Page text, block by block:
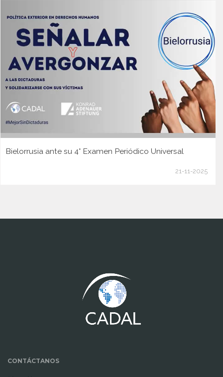
Bielorrusia ante su 4° Examen Periódico Universal
21-11-2025
CONTÁCTANOS